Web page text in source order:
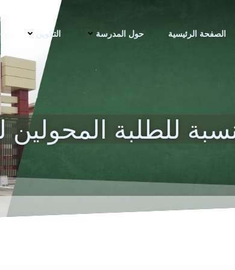
الصفحة الرئيسية حول المدرسة التكوين
للطلبة المحولين